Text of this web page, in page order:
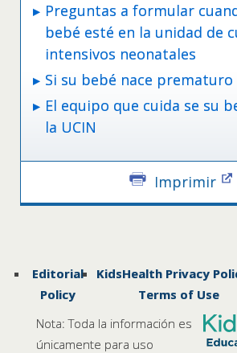
Preguntas a formular
bebé esté en la unidad de
intensivos neonatales
Si su bebé nace prematuro
El equipo que cuida se su
la UCIN
Imprimir
Editorial
Policy
KidsHealth Privacy
Terms of Use
Nota: Toda la información es
únicamente para uso